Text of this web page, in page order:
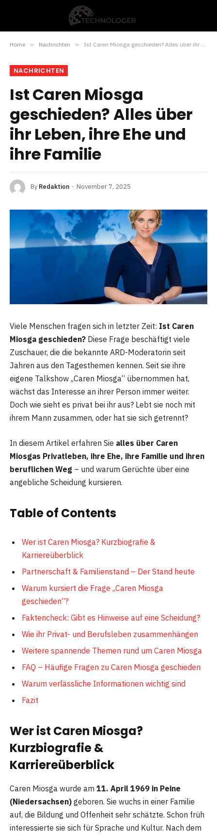
Home » Nachrichten » Ist Caren Miosga geschieden? Alles über ihr Leben, ihre Ehe und ihre Familie
NACHRICHTEN
Ist Caren Miosga
geschieden? Alles über
ihr Leben, ihre Ehe und
ihre Familie
By Redaktion November 7, 2025
Viele Menschen fragen sich in letzter Zeit: Ist Caren
Miosga geschieden? Diese Frage beschäftigt viele
Zuschauer, die die bekannte ARD-Moderatorin seit
Jahren aus den Tagesthemen kennen. Seit sie ihre
eigene Talkshow „Caren Miosga“ übernommen hat,
wächst das Interesse an ihrer Person immer weiter.
Doch wie sieht es privat bei ihr aus? Lebt sie noch mit
ihrem Mann zusammen, oder hat sie sich getrennt?
In diesem Artikel erfahren Sie alles über Caren
Miosgas Privatleben, ihre Ehe, ihre Familie und ihren
beruflichen Weg – und warum Gerüchte über eine
angebliche Scheidung kursieren.
Table of Contents
Wer ist Caren Miosga? Kurzbiografie &
Karriereüberblick
Partnerschaft & Familienstand – Der Stand heute
Warum kursiert die Frage „Caren Miosga
geschieden“?
Faktencheck: Gibt es Hinweise auf eine Scheidung?
Wie ihr Privat- und Berufsleben zusammenhängen
Weitere spannende Themen rund um Caren Miosga
FAQ – Häufige Fragen zu Caren Miosga geschieden
Warum verlässliche Informationen wichtig sind
Fazit
Wer ist Caren Miosga?
Kurzbiografie &
Karriereüberblick
Caren Miosga wurde am 11. April 1969 in Peine
(Niedersachsen) geboren. Sie wuchs in einer Familie
auf, die Bildung und Offenheit sehr schätzte. Schon früh
interessierte sie sich für Sprache und Kultur. Nach dem